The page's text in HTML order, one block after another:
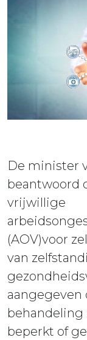
De minister
beantwoord
vrijwillige
(AOV)voor
van
aangegeven
behandeling
beperkt of